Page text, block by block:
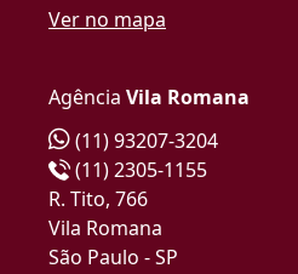
Ver no mapa
Agência Vila Romana
(11) 93207-3204
(11) 2305-1155
R. Tito, 766
Vila Romana
São Paulo - SP